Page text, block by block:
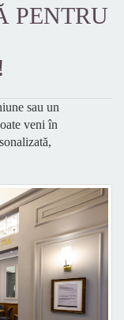
PENTRU
sau un
veni în